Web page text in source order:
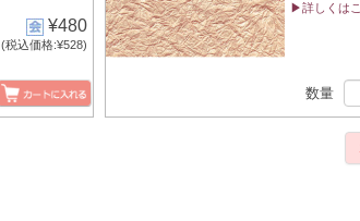
¥480
(税込価格:¥528)
▶詳しくは
数量